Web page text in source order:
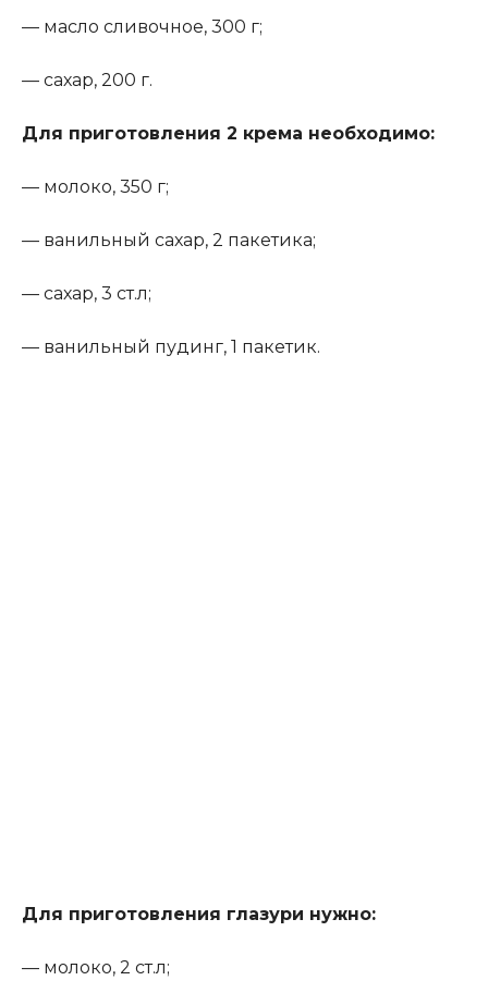
— масло сливочное, 300 г;
— сахар, 200 г.
Для приготовления 2 крема необходимо:
— молоко, 350 г;
— ванильный сахар, 2 пакетика;
— сахар, 3 ст.л;
— ванильный пудинг, 1 пакетик.
Для приготовления глазури нужно:
— молоко, 2 ст.л;